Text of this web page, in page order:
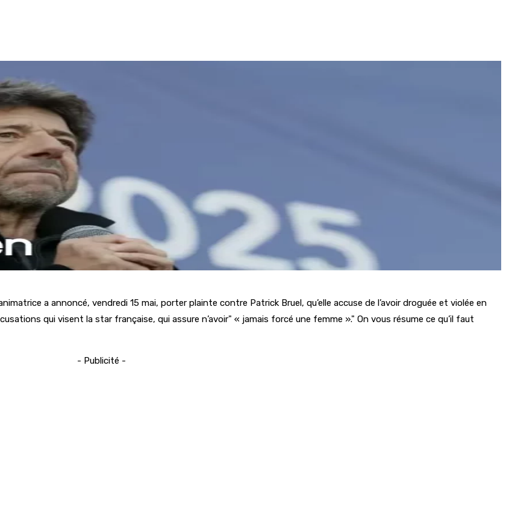
a annoncé, vendredi 15 mai, porter plainte contre Patrick Bruel, qu’elle accuse de l’avoir droguée et violée en
qui visent la star française, qui assure n’avoir « jamais forcé une femme ». On vous résume ce qu’il faut
- Publicité -